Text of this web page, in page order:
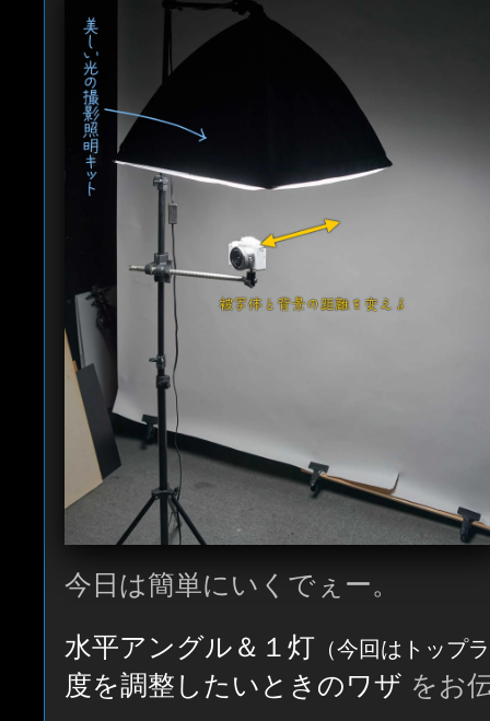
今日は簡単にいくでぇー。
水平アングル＆１灯 （今回はトップ
度を調整したいときのワザ をお